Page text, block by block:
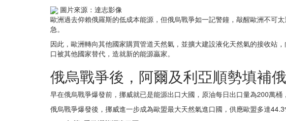
圖片來源：達志影像
歐洲過去仰賴俄羅斯的低成本能源，但俄烏戰爭如一記警鐘，敲醒歐洲不可
急。
因此，歐洲轉向其他國家購買管道天然氣，並擴大建設液化天然氣的接收站
口被其他國家替代，造就新的能源贏家。
俄烏戰爭後，阿爾及利亞順勢填補
早在俄烏戰爭爆發前，挪威就已是能源出口大國，原油每日出口量為200萬
俄烏戰爭爆發後，挪威進一步成為歐盟最大天然氣進口國，供應歐盟多達